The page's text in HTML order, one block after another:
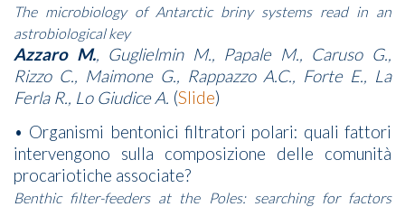
The microbiology of Antarctic briny systems read in an
astrobiological key
Azzaro M., Guglielmin M., Papale M., Caruso G.,
Rizzo C., Maimone G., Rappazzo A.C., Forte E., La
Ferla R., Lo Giudice A. (Slide)
• Organismi bentonici filtratori polari: quali fattori
intervengono sulla composizione delle comunità
procariotiche associate?
Benthic filter-feeders at the Poles: searching for factors